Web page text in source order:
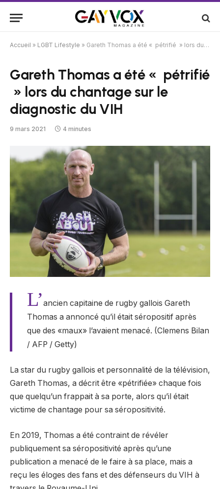
Accueil » LGBT Lifestyle » Gareth Thomas a été « pétrifié » lors du chantage sur le diagnostic du VIH
Gareth Thomas a été « pétrifié
» lors du chantage sur le
diagnostic du VIH
9 mars 2021 4 minutes
L’ancien capitaine de rugby gallois Gareth
Thomas a annoncé qu’il était séropositif après
que des «maux» l’avaient menacé. (Clemens Bilan
/ AFP / Getty)
La star du rugby gallois et personnalité de la télévision,
Gareth Thomas, a décrit être «pétrifiée» chaque fois
que quelqu’un frappait à sa porte, alors qu’il était
victime de chantage pour sa séropositivité.
En 2019, Thomas a été contraint de révéler
publiquement sa séropositivité après qu’une
publication a menacé de le faire à sa place, mais a
reçu les éloges des fans et des défenseurs du VIH à